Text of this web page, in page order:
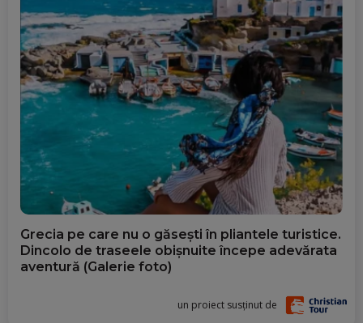
Grecia pe care nu o găsești în pliantele turistice.
Dincolo de traseele obișnuite începe adevărata
aventură (Galerie foto)
un proiect susținut de